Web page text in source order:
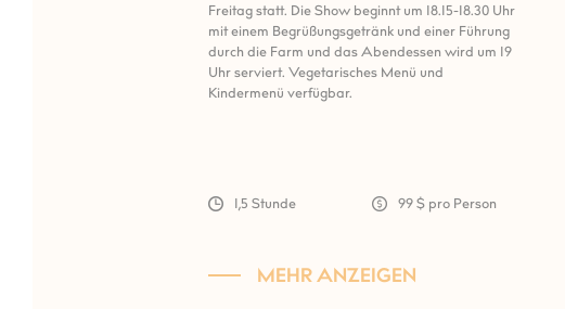
Freitag statt. Die Show beginnt um 18.15-18.30 Uhr
mit einem Begrüßungsgetränk und einer Führung
durch die Farm und das Abendessen wird um 19
Uhr serviert. Vegetarisches Menü und
Kindermenü verfügbar.
1,5 Stunde 99 $ pro Person
MEHR ANZEIGEN